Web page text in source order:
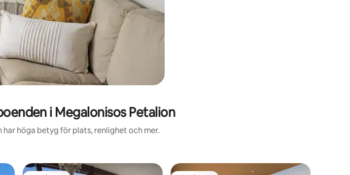
i Megalonisos Petalion
har höga betyg för plats, renlighet och mer.